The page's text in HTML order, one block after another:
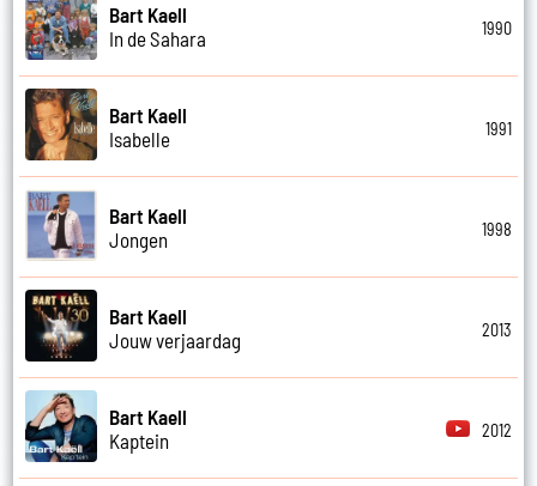
Bart Kaell
In de Sahara
1990
Bart Kaell
Isabelle
1991
Bart Kaell
Jongen
1998
Bart Kaell
Jouw verjaardag
2013
Bart Kaell
Kaptein
2012